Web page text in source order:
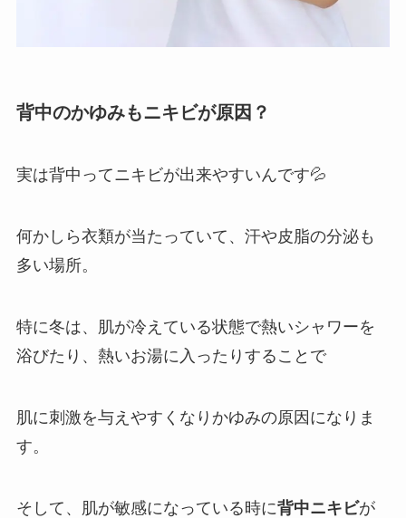
背中のかゆみもニキビが原因？
実は背中ってニキビが出来やすいんです💦
何かしら衣類が当たっていて、汗や皮脂の分泌も
多い場所。
特に冬は、肌が冷えている状態で熱いシャワーを
浴びたり、熱いお湯に入ったりすることで
肌に刺激を与えやすくなりかゆみの原因になりま
す。
そして、肌が敏感になっている時に背中ニキビが